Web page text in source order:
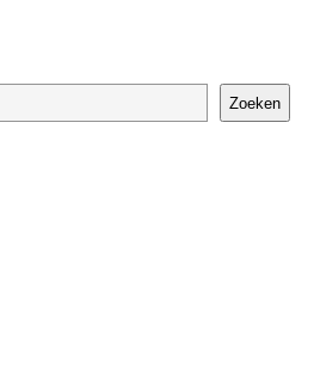
Zoeken